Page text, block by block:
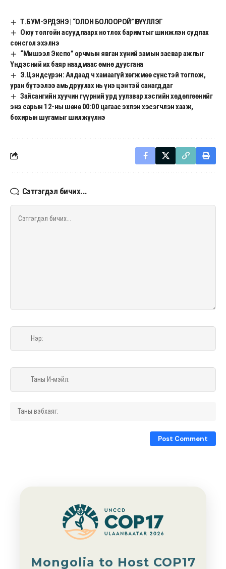
Т.БУМ-ЭРДЭНЭ | “ОЛОН БОЛООРОЙ” ӨГҮҮЛЛЭГ
Оюу толгойн асуудлаарх нотлох баримтыг шинжлэн судлах
сонсгол эхэлнэ
“Мишээл Экспо” орчмын явган хүний замын засвар ажлыг
Үндэсний их баяр наадмаас өмнө дуусгана
Э.Цэндсүрэн: Алдаад ч хамаагүй хөгжмөө сүнстэй тоглож,
уран бүтээлээ амьдруулах нь үнэ цэнтэй санагддаг
Зайсангийн хуучин гүүрний урд уулзвар хэсгийн хөдөлгөөнийг
энэ сарын 12-ны шөнө 00:00 цагаас эхлэн хэсэгчлэн хааж,
бохирын шугамыг шилжүүлнэ
Сэтгэгдэл бичих...
Mongolia to Host COP17